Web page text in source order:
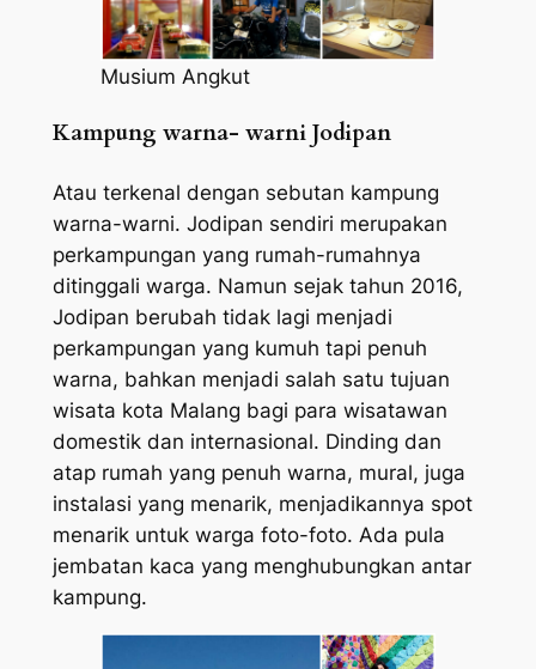
Musium Angkut
Kampung warna- warni Jodipan
Atau terkenal dengan sebutan kampung
warna-warni. Jodipan sendiri merupakan
perkampungan yang rumah-rumahnya
ditinggali warga. Namun sejak tahun 2016,
Jodipan berubah tidak lagi menjadi
perkampungan yang kumuh tapi penuh
warna, bahkan menjadi salah satu tujuan
wisata kota Malang bagi para wisatawan
domestik dan internasional. Dinding dan
atap rumah yang penuh warna, mural, juga
instalasi yang menarik, menjadikannya spot
menarik untuk warga foto-foto. Ada pula
jembatan kaca yang menghubungkan antar
kampung.